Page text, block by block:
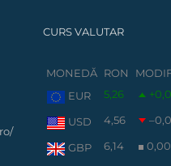
CURS VALUTAR
MONEDĂ RON
EUR
5,26
USD 4,56
GBP 6,14 0,00